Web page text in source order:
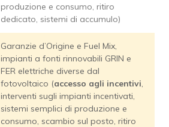
produzione e consumo, ritiro
dedicato, sistemi di accumulo)
Garanzie d’Origine e Fuel Mix,
impianti a fonti rinnovabili GRIN e
FER elettriche diverse dal
fotovoltaico (accesso agli incentivi,
interventi sugli impianti incentivati,
sistemi semplici di produzione e
consumo, scambio sul posto, ritiro